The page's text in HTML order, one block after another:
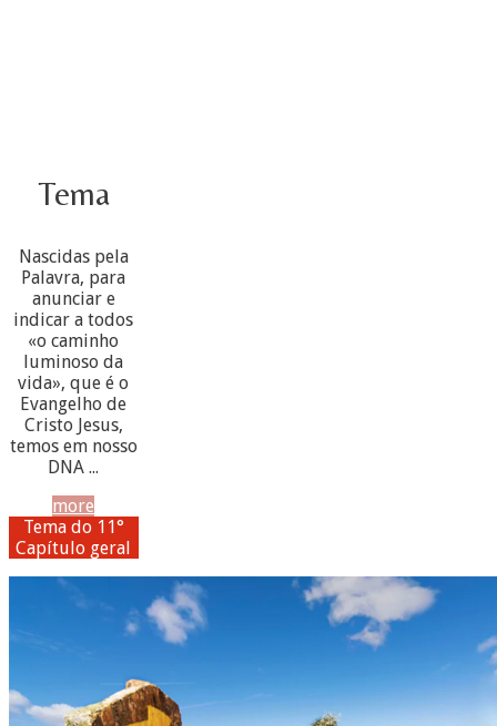
Tema
Nascidas pela
Palavra, para
anunciar e
indicar a todos
«o caminho
luminoso da
vida», que é o
Evangelho de
Cristo Jesus,
temos em nosso
DNA ...
more
Tema do 11°
Capítulo geral